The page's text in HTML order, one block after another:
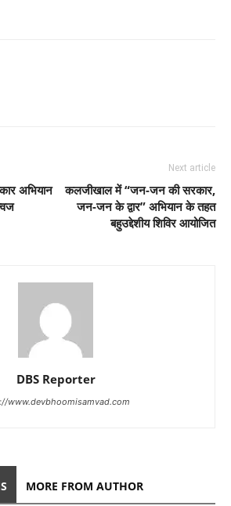
अभियान
Next article
कलजीखाल में “जन-जन की सरकार,
जन-जन के द्वार” अभियान के तहत
बहुउद्देशीय शिविर आयोजित
DBS Reporter
www.devbhoomisamvad.com
MORE FROM AUTHOR